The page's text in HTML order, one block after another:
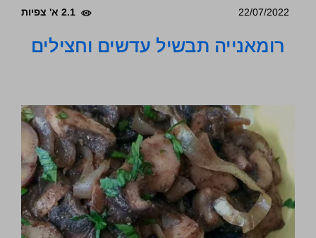
22/07/2022 2.1 א' צפיות
רומאנייה תבשיל עדשים וחצילים